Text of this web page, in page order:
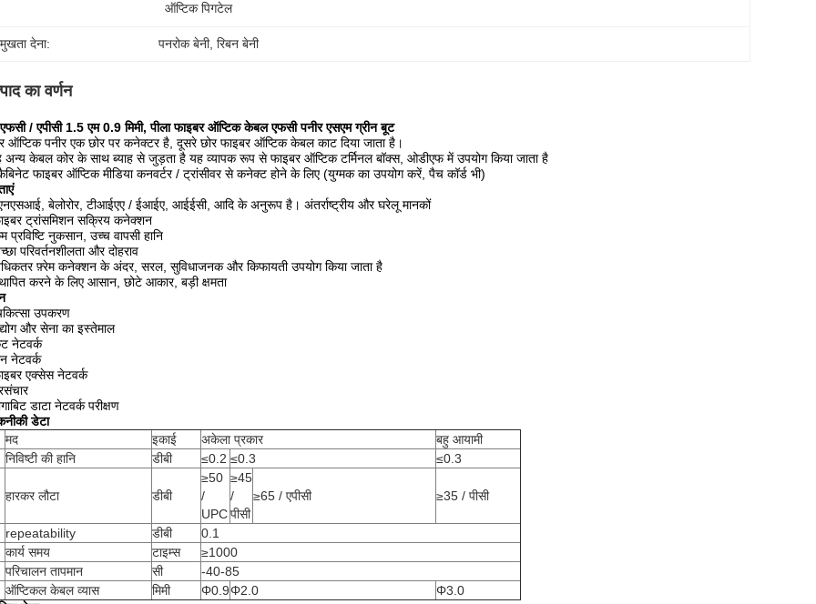
ऑप्टिक पिगटेल
देना: पनरोक बेनी, रिबन बेनी
का वर्णन
/ एपीसी 1.5 एम 0.9 मिमी, पीला फाइबर ऑप्टिक केबल एफसी पनीर एसएम ग्रीन बूट
ऑप्टिक पनीर एक छोर पर कनेक्टर है, दूसरे छोर फाइबर ऑप्टिक केबल काट दिया जाता है।
अन्य केबल कोर के साथ ब्याह से जुड़ता है यह व्यापक रूप से फाइबर ऑप्टिक टर्मिनल बॉक्स, ओडीएफ में उपयोग किया जाता है
फाइबर ऑप्टिक मीडिया कनवर्टर / ट्रांसीवर से कनेक्ट होने के लिए (युग्मक का उपयोग करें, पैच कॉर्ड भी)
बेलोरोर, टीआईएए / ईआईए, आईईसी, आदि के अनुरूप है। अंतर्राष्ट्रीय और घरेलू मानकों
ट्रांसमिशन सक्रिय कनेक्शन
प्रविष्टि नुकसान, उच्च वापसी हानि
परिवर्तनशीलता और दोहराव
फ़्रेम कनेक्शन के अंदर, सरल, सुविधाजनक और किफायती उपयोग किया जाता है
करने के लिए आसान, छोटे आकार, बड़ी क्षमता
उपकरण
और सेना का इस्तेमाल
नेटवर्क
नेटवर्क
एक्सेस नेटवर्क
डाटा नेटवर्क परीक्षण
डेटा
मद
इकाई अकेला प्रकार
बहु आयामी
निविष्टी की हानि
डीबी ≤0.2 ≤0.3 ≤0.3
हारकर लौटा डीबी
≥50
/
UPC
≥45
/
पीसी
≥65 / एपीसी ≥35 / पीसी
repeatability डीबी
0.1
कार्य समय
टाइम्स
≥1000
परिचालन तापमान
सी
-40-85
ऑप्टिकल केबल व्यास
मिमी Φ0.9Φ2.0
Φ3.0